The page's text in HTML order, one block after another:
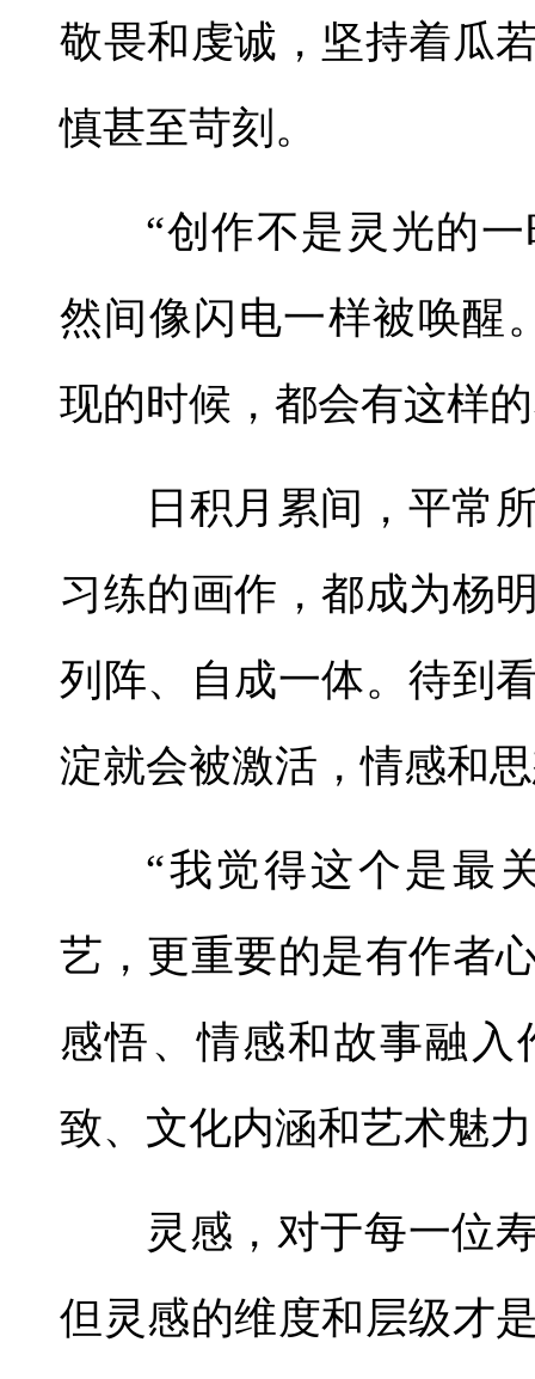
敬畏和虔诚，坚持着瓜
慎甚至苛刻。
“创作不是灵光的
然间像闪电一样被唤醒
现的时候，都会有这样
日积月累间，平常
习练的画作，都成为杨
列阵、自成一体。待到
淀就会被激活，情感和
“我觉得这个是最
艺，更重要的是有作者
感悟、情感和故事融
致、文化内涵和艺术魅
灵感，对于每一位
但灵感的维度和层级才